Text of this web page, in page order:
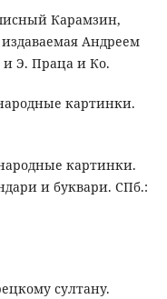
Карамзин,
Андреем
и Э. Праца и Ко.
картинки.
картинки.
и буквари. СПб.:
султану.